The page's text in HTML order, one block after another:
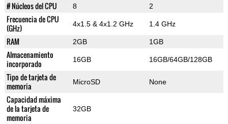
# Núcleos del CPU 8 2
Frecuencia de CPU
(GHz)
4x1.5 & 4x1.2 GHz 1.4 GHz
RAM 2GB 1GB
Almacenamiento
incorporado
16GB 16GB/64GB/128GB
Tipo de tarjeta de
memoria
MicroSD None
Capacidad máxima
de la tarjeta de
memoria
32GB